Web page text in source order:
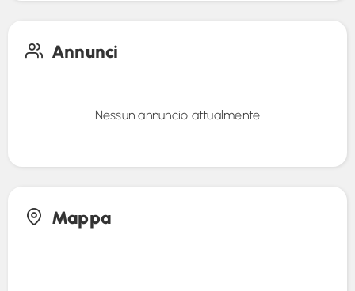
Annunci
Nessun annuncio attualmente
Mappa